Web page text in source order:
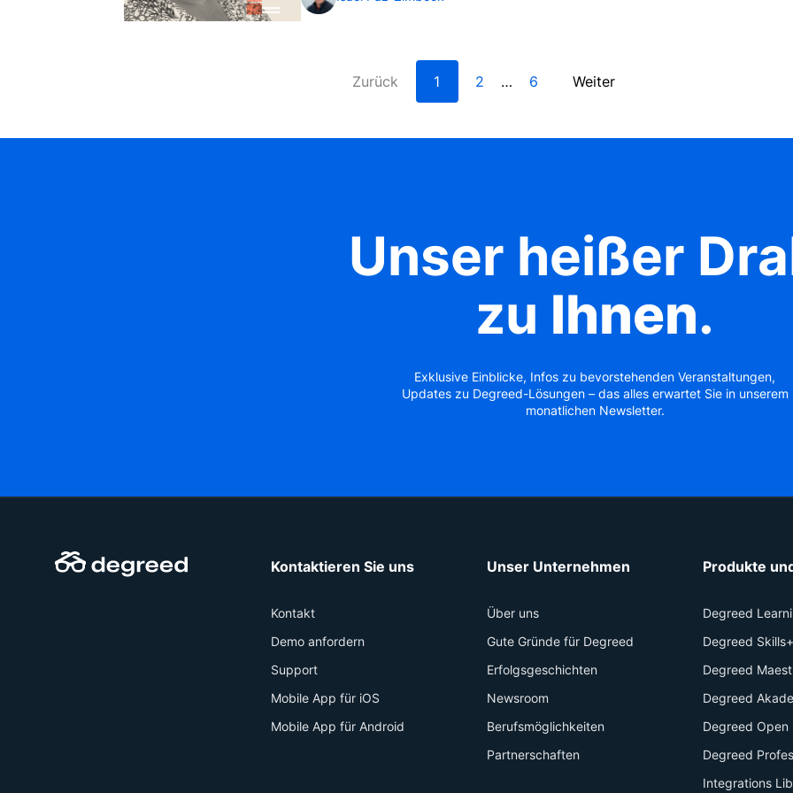
Zurück 1 2 … 6 Weiter
Unser heißer
zu Ihnen.
Exklusive Einblicke, Infos zu bevorstehenden Veranstaltungen,
Updates zu Degreed-Lösungen – das alles erwartet Sie in unserem
monatlichen Newsletter.
Kontaktieren Sie uns
Kontakt
Demo anfordern
Support
Mobile App für iOS
Mobile App für Android
Unser Unternehmen
Über uns
Gute Gründe für Degreed
Erfolgsgeschichten
Newsroom
Berufsmöglichkeiten
Partnerschaften
Produkte
Degreed
Degreed Skills+
Degreed
Degreed
Degreed Open
Degreed
Integrations